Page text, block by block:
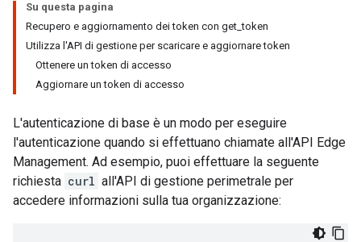
Su questa pagina
Recupero e aggiornamento dei token con get_token
Utilizza l'API di gestione per scaricare e aggiornare token
Ottenere un token di accesso
Aggiornare un token di accesso
L'autenticazione di base è un modo per eseguire
l'autenticazione quando si effettuano chiamate all'API Edge
Management. Ad esempio, puoi effettuare la seguente
richiesta curl all'API di gestione perimetrale per
accedere informazioni sulla tua organizzazione: